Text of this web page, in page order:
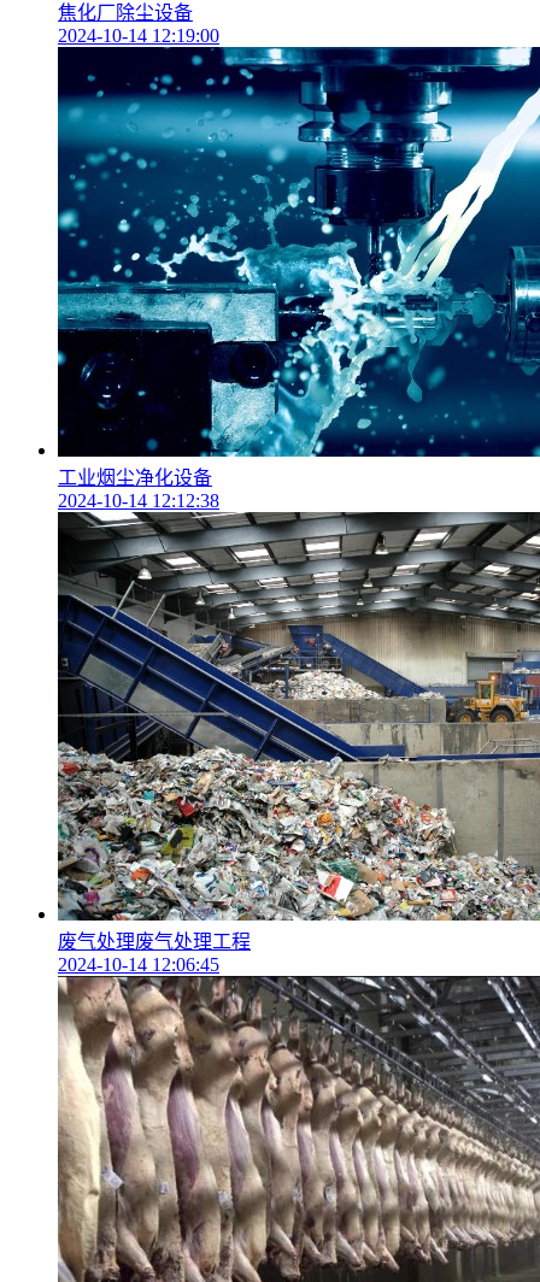
焦化厂除尘设备
2024-10-14 12:19:00
工业烟尘净化设备
2024-10-14 12:12:38
废气处理废气处理工程
2024-10-14 12:06:45